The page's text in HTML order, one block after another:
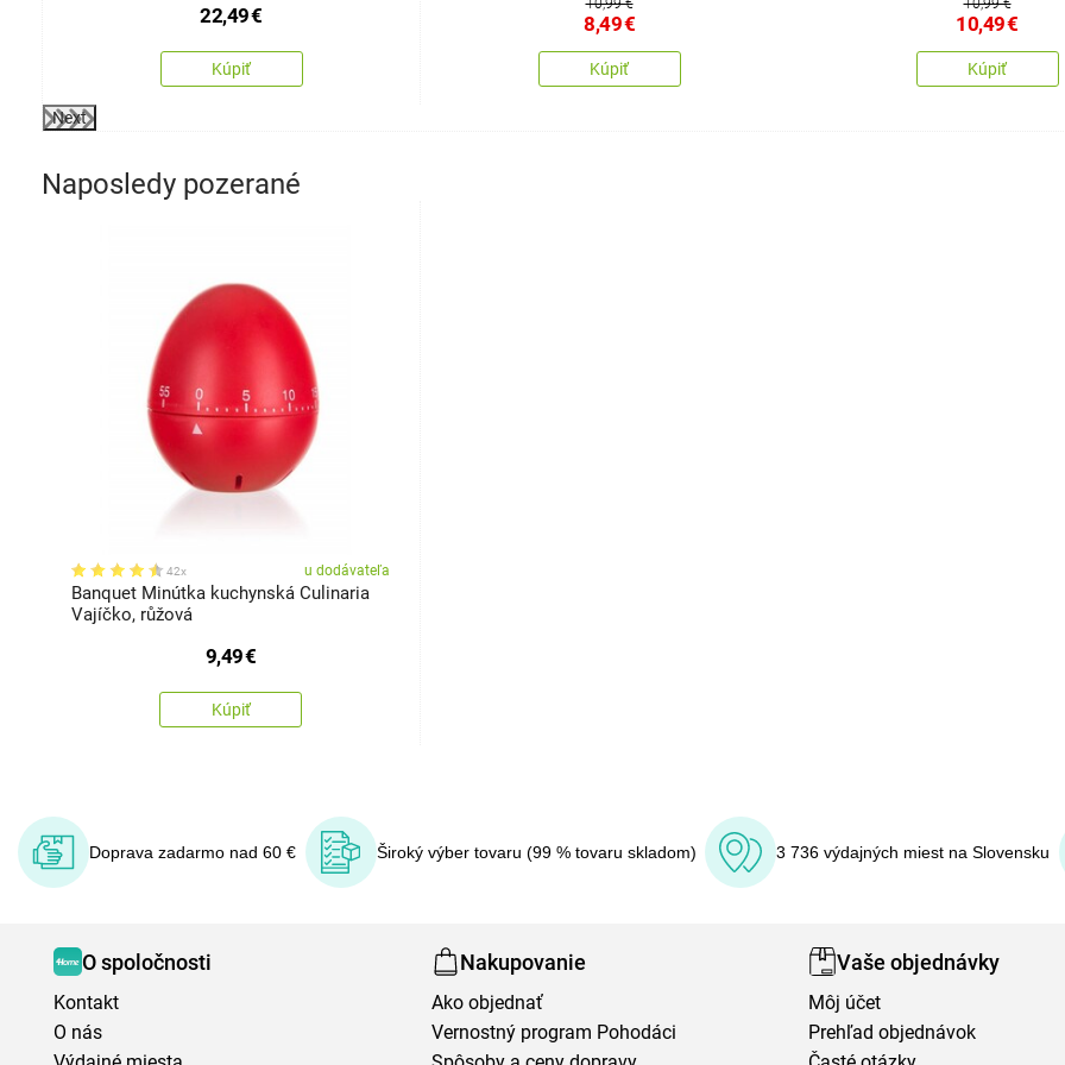
22,49€
Kúpiť
8,49€
Kúpiť
10,49€
Kúpiť
Next
Naposledy pozerané
42x u dodávateľa
Banquet Minútka kuchynská Culinaria
Vajíčko, růžová
9,49€
Kúpiť
Doprava zadarmo nad 60 € Široký výber tovaru (99 % tovaru skladom) 3 736 výdajných miest na Slovensku
O spoločnosti
Kontakt
O nás
Nakupovanie
Ako objednať
Vernostný program Pohodáci
Vaše objednávky
Môj účet
Prehľad objednávok